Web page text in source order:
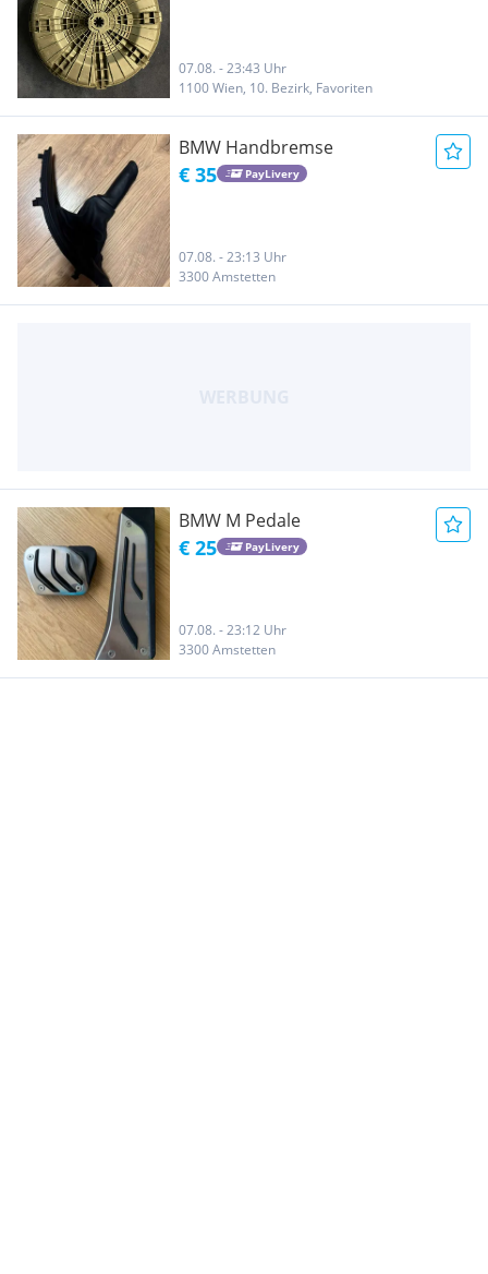
07.08. - 23:43 Uhr
1100 Wien, 10. Bezirk, Favoriten
BMW Handbremse
€ 35 PayLivery
07.08. - 23:13 Uhr
3300 Amstetten
BMW M Pedale
€ 25 PayLivery
07.08. - 23:12 Uhr
3300 Amstetten